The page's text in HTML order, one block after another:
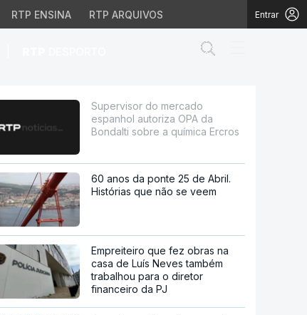
RTP ENSINA RTP ARQUIVOS Entrar
da Bondalti sobre
Supervisor do mercado
espanhol autoriza OPA da
Bondalti sobre a química Ercros
60 anos da ponte 25 de Abril.
Histórias que não se veem
Empreiteiro que fez obras na
casa de Luís Neves também
trabalhou para o diretor
financeiro da PJ